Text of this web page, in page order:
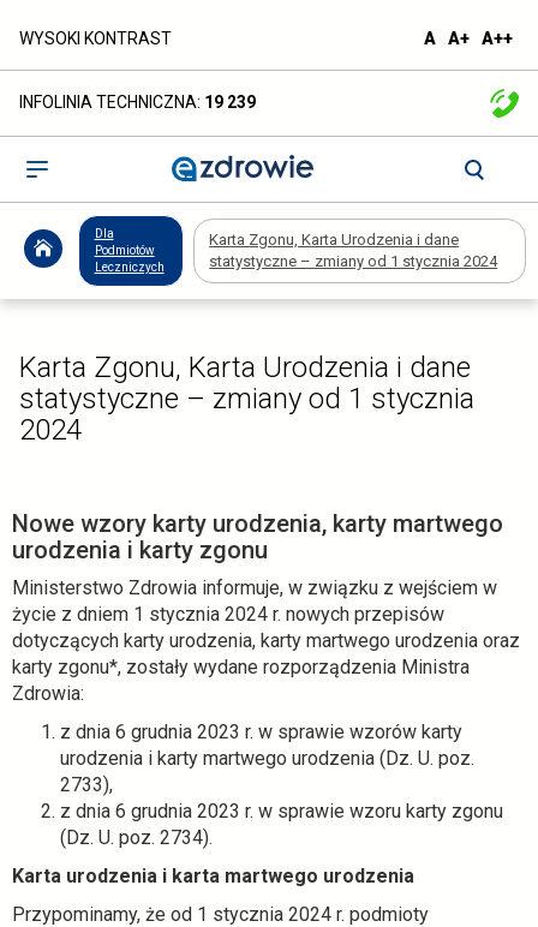
Karta
Zgonu,
Karta
Urodzenia
dane
statystyczne
–
zmiany
od
1
stycznia
2024
-
ezdrowie.gov.pl
WYSOKI KONTRAST A domyślna
A+większa
A++
INFOLINIA TECHNICZNA: 19 239
Otwórz
Dla
Podmiotów
Leczniczych
Karta Zgonu, Karta Urodzenia i dane
statystyczne – zmiany od 1 stycznia 2024
Karta Zgonu, Karta Urodzenia i dane
statystyczne – zmiany od 1 stycznia
2024
Nowe wzory karty urodzenia, karty martwego
urodzenia i karty zgonu
Ministerstwo Zdrowia informuje, w związku z wejściem w
życie z dniem 1 stycznia 2024 r. nowych przepisów
dotyczących karty urodzenia, karty martwego urodzenia oraz
karty zgonu*, zostały wydane rozporządzenia Ministra
Zdrowia:
z dnia 6 grudnia 2023 r. w sprawie wzorów karty
urodzenia i karty martwego urodzenia (Dz. U. poz.
2733),
z dnia 6 grudnia 2023 r. w sprawie wzoru karty zgonu
(Dz. U. poz. 2734).
Karta urodzenia i karta martwego urodzenia
Przypominamy, że od 1 stycznia 2024 r. podmioty